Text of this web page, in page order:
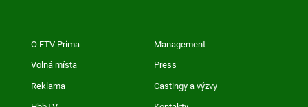
O FTV Prima Management
Volná místa Press
Reklama Castingy a výzvy